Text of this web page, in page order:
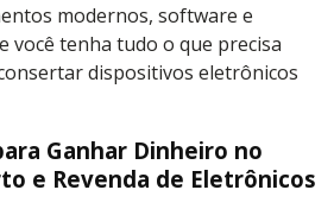
modernos, software e
você tenha tudo o que precisa
dispositivos eletrônicos
Ganhar Dinheiro no
e Revenda de Eletrônicos